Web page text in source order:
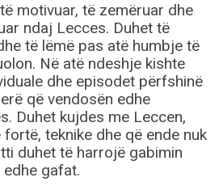
motivuar, të zemëruar dhe
ndaj Lecces. Duhet të
të lëmë pas atë humbje të
Në atë ndeshje kishte
dhe episodet përfshinë
që vendosën edhe
Duhet kujdes me Leccen,
teknike dhe që ende nuk
duhet të harrojë gabimin
gafat.